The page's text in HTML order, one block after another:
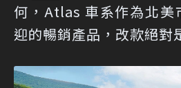
何，Atlas 車系作為北美
迎的暢銷產品，改款絕對